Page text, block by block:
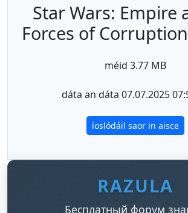
Star Wars: Empire
Forces of
méid 3.77 MB
dáta an dáta 07.07.2025
íoslódáil saor in aisce
RAZULA
Бесплатный форум